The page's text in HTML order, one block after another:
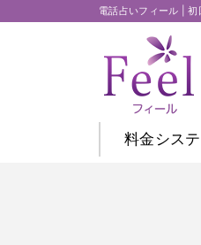
電話占いフィール |
料金シス